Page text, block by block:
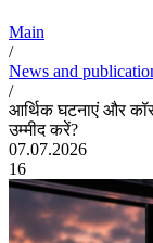
Main
/
News and
/
आर्थिक घटनाएं और
उम्मीद करें?
07.07.2026
16